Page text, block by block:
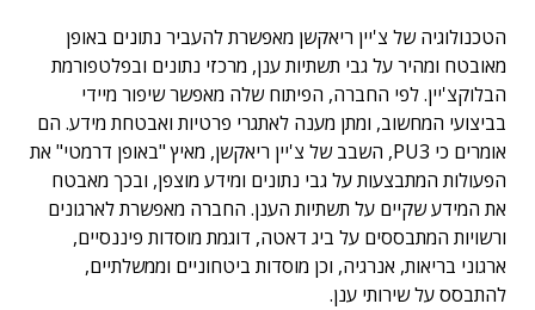
הטכנולוגיה של צ'יין ריאקשן מאפשרת להעביר נתונים באופן
מאובטח ומהיר על גבי תשתיות ענן, מרכזי נתונים ובפלטפורמת
הבלוקצ'יין. לפי החברה, הפיתוח שלה מאפשר שיפור מיידי
בביצועי המחשוב, ומתן מענה לאתגרי פרטיות ואבטחת מידע. הם
אומרים כי PU3, השבב של צ'יין ריאקשן, מאיץ "באופן דרמטי" את
הפעולות המתבצעות על גבי נתונים ומידע מוצפן, ובכך מאבטח
את המידע שקיים על תשתיות הענן. החברה מאפשרת לארגונים
ורשויות המתבססים על ביג דאטה, דוגמת מוסדות פיננסיים,
ארגוני בריאות, אנרגיה, וכן מוסדות ביטחוניים וממשלתיים,
להתבסס על שירותי ענן.